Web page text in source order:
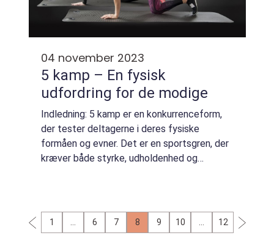
04 november 2023
5 kamp – En fysisk
udfordring for de modige
Indledning: 5 kamp er en konkurrenceform,
der tester deltagerne i deres fysiske
formåen og evner. Det er en sportsgren, der
kræver både styrke, udholdenhed og
1 6 7 8 9 10 12